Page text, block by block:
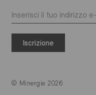
Iscrizione
© Minergie 2026